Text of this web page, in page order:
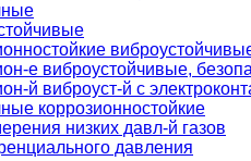
е виброустойчивые,
й виброуст-й с
коррозионностойкие
низких давл-й газов
давления